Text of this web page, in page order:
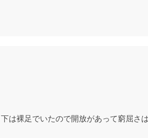
は裸足でいたので開放があって窮屈さ